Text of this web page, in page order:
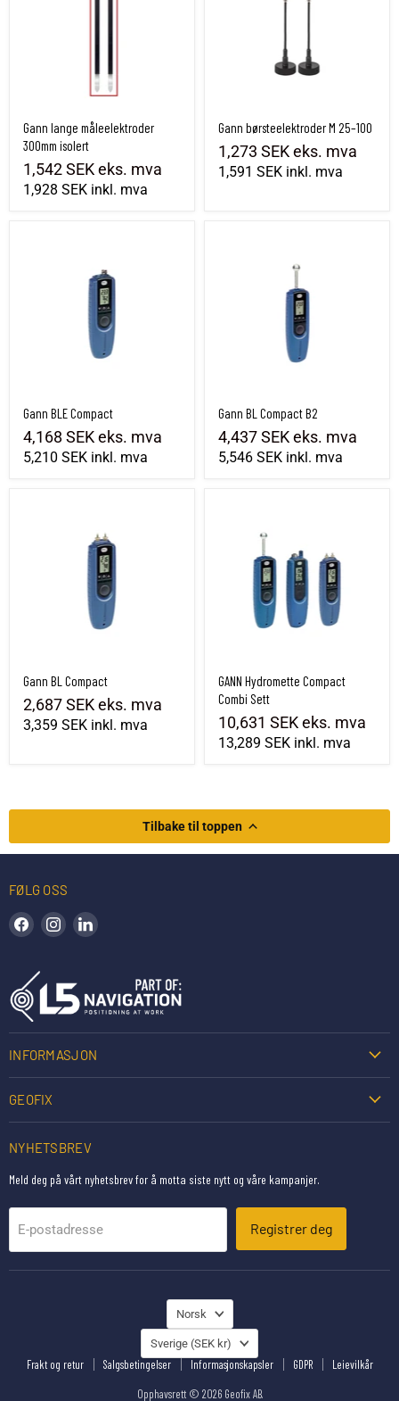
Gann lange måleelektroder
300mm isolert
1,542 SEKeks. mva
1,928 SEK inkl. mva
Gann børsteelektroder M 25–100
1,273 SEKeks. mva
1,591 SEK inkl. mva
Gann BLE Compact
4,168 SEKeks. mva
5,210 SEK inkl. mva
Gann BL Compact B2
4,437 SEKeks. mva
5,546 SEK inkl. mva
Gann BL Compact
2,687 SEKeks. mva
3,359 SEK inkl. mva
GANN Hydromette Compact
Combi Sett
10,631 SEKeks. mva
13,289 SEK inkl. mva
Tilbake til toppen
FØLG OSS
Finn oss på Facebook
Finn oss på Instagram
INFORMASJON
GEOFIX
NYHETSBREV
Meld deg på vårt nyhetsbrev for å motta siste nytt og våre kampanjer.
E-postadresse Registrer deg
SPRÅK
Norsk
JORD
Sverige (SEK kr)
Frakt og retur Salgsbetingelser Informasjonskapsler GDPR Leievilkår
Opphavsrett © 2026 Geofix AB.